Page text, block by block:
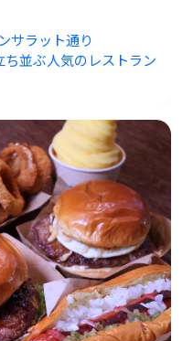
サラット通り
ち並ぶ人気のレストラン